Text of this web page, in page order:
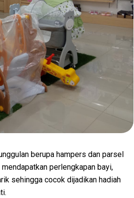
berupa hampers dan parsel
perlengkapan bayi,
sehingga cocok dijadikan hadiah